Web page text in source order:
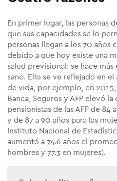
En primer lugar, las personas
que sus capacidades se lo
personas llegan a los 70 años
debido a que hoy existe una
salud previsional: se hace
sano. Ello se ve reflejado en
de vida, por ejemplo, en
Banca, Seguros y AFP elevó
pensionistas de las AFP de 84
y de 87 a 90 años para las
Instituto Nacional de
aumentó a 74.6 años el
hombres y 77.3 en mujeres).